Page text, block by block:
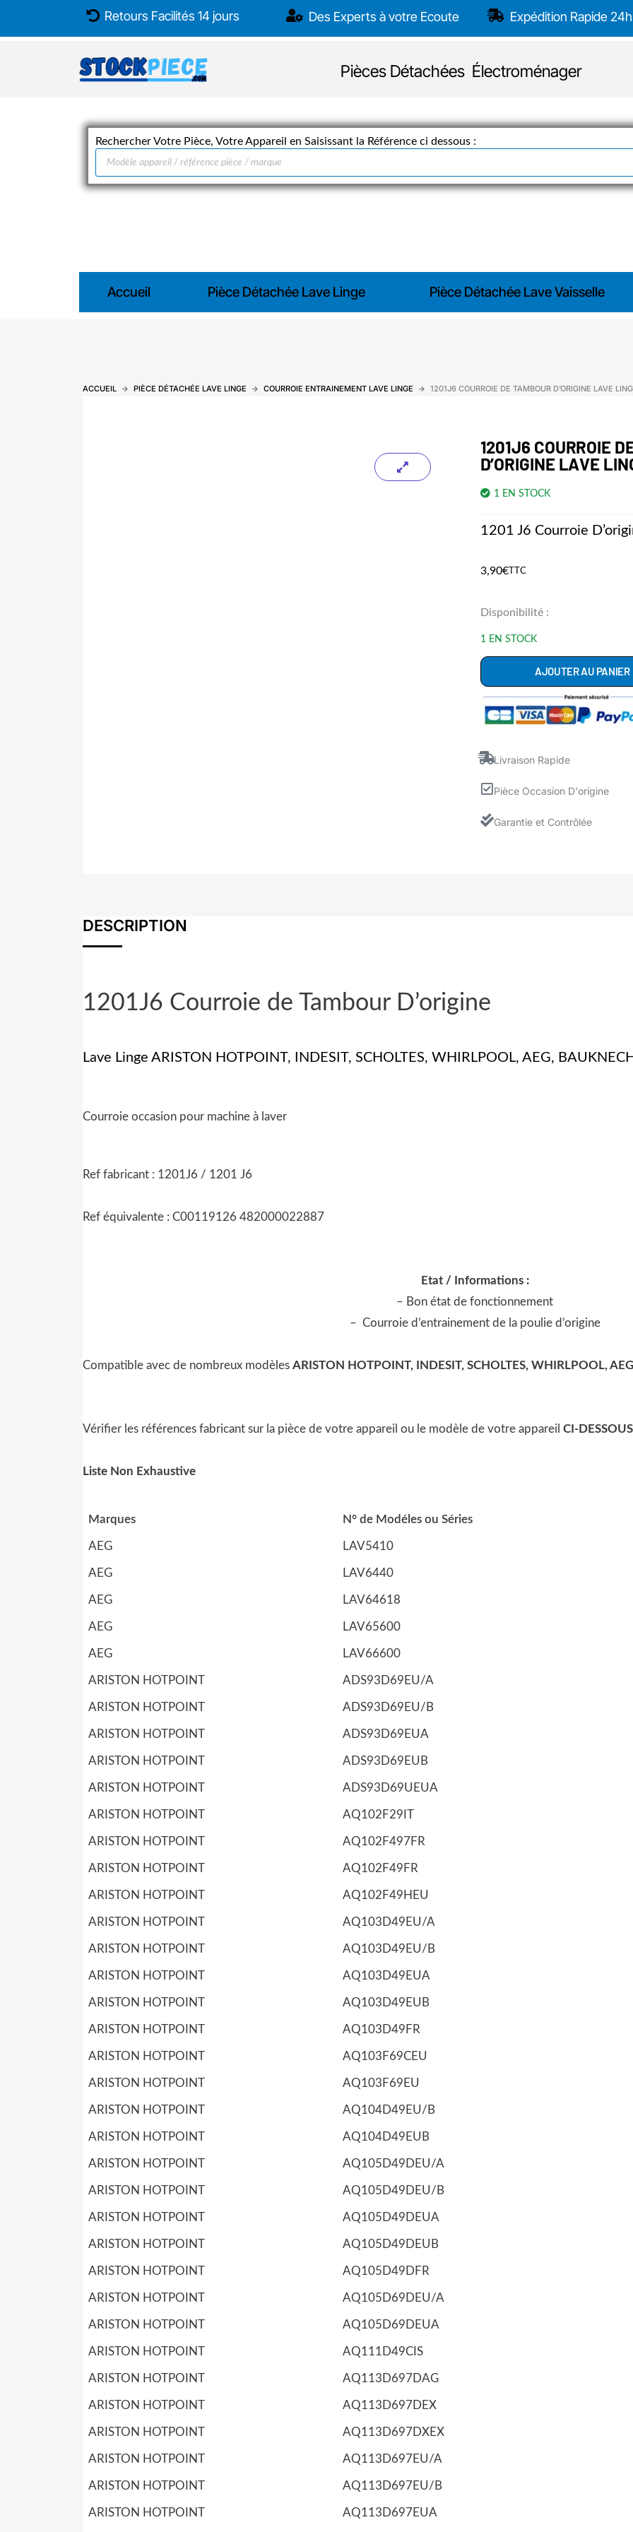
Retours Facilités 14 jours Des Experts à votre Ecoute Expédition Rapide 24h
Pièces Détachées Électroménager
Rechercher Votre Pièce, Votre Appareil en Saisissant la Référence ci dessous :
Recherche
produits
Accueil Pièce Détachée Lave Linge Pièce Détachée Lave Vaisselle
ACCUEIL PIÈCE DÉTACHÉE LAVE LINGE COURROIE ENTRAINEMENT LAVE LINGE 1201J6 COURROIE DE TAMBOUR D’ORIGINE LAVE
1201J6 COURROIE
D’ORIGINE LAVE
1 EN STOCK
1201 J6 Courroie
3,90€TTC
Disponibilité :
1 EN STOCK
quantité
de
Tambour
Lave
AJOUTER AU PANIER
Livraison Rapide
Pièce Occasion D'origine
Garantie et Contrôlée
DESCRIPTION
1201J6 Courroie de Tambour D’origine
Lave Linge ARISTON HOTPOINT, INDESIT, SCHOLTES, WHIRLPOOL, AEG,
Courroie occasion pour machine à laver
Ref fabricant : 1201J6 / 1201 J6
Ref équivalente : C00119126 482000022887
Etat / Informations :
– Bon état de fonctionnement
– Courroie d’entrainement de la poulie d’origine
Compatible avec de nombreux modèles ARISTON HOTPOINT, INDESIT, SCHOLTES, WHIRLPOOL,
Vérifier les références fabricant sur la pièce de votre appareil ou le modèle de votre appareil CI-DESSOUS
Liste Non Exhaustive
Marques N° de Modéles ou Séries
AEG LAV5410
AEG LAV6440
AEG LAV64618
AEG LAV65600
AEG LAV66600
ARISTON HOTPOINT ADS93D69EU/A
ARISTON HOTPOINT ADS93D69EU/B
ARISTON HOTPOINT ADS93D69EUA
ARISTON HOTPOINT ADS93D69EUB
ARISTON HOTPOINT ADS93D69UEUA
ARISTON HOTPOINT AQ102F29IT
ARISTON HOTPOINT AQ102F497FR
ARISTON HOTPOINT AQ102F49FR
ARISTON HOTPOINT AQ102F49HEU
ARISTON HOTPOINT AQ103D49EU/A
ARISTON HOTPOINT AQ103D49EU/B
ARISTON HOTPOINT AQ103D49EUA
ARISTON HOTPOINT AQ103D49EUB
ARISTON HOTPOINT AQ103D49FR
ARISTON HOTPOINT AQ103F69CEU
ARISTON HOTPOINT AQ103F69EU
ARISTON HOTPOINT AQ104D49EU/B
ARISTON HOTPOINT AQ104D49EUB
ARISTON HOTPOINT AQ105D49DEU/A
ARISTON HOTPOINT AQ105D49DEU/B
ARISTON HOTPOINT AQ105D49DEUA
ARISTON HOTPOINT AQ105D49DEUB
ARISTON HOTPOINT AQ105D49DFR
ARISTON HOTPOINT AQ105D69DEU/A
ARISTON HOTPOINT AQ105D69DEUA
ARISTON HOTPOINT AQ111D49CIS
ARISTON HOTPOINT AQ113D697DAG
ARISTON HOTPOINT AQ113D697DEX
ARISTON HOTPOINT AQ113D697DXEX
ARISTON HOTPOINT AQ113D697EU/A
ARISTON HOTPOINT AQ113D697EU/B
ARISTON HOTPOINT AQ113D697EUA